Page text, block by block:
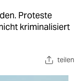
Proteste
kriminalisiert
teilen